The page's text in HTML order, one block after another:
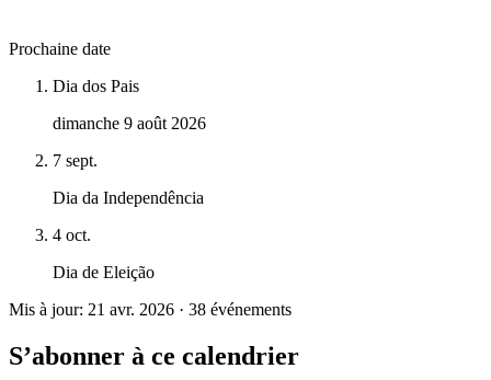
Prochaine date
Dia dos Pais
dimanche 9 août 2026
7 sept.
Dia da Independência
4 oct.
Dia de Eleição
Mis à jour: 21 avr. 2026 · 38 événements
S’abonner à ce calendrier